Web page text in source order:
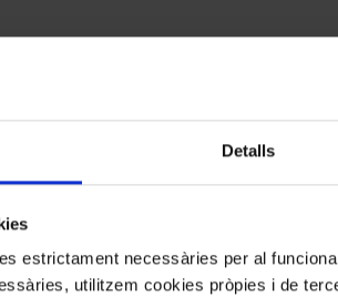
Detalls
estrictament necessàries per al
utilitzem cookies pròpies i de